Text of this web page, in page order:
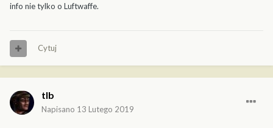
info nie tylko o Luftwaffe.
Cytuj
tlb
Napisano 13 Lutego 2019